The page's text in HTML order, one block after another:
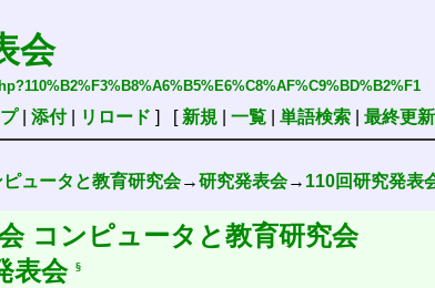
会
| 添付| リロード ] [ 新規| 一覧| 単語検索| 最終更新
ュータと教育研究会→研究発表会→ 110回研究発表
コンピュータと教育研究会
表会
§